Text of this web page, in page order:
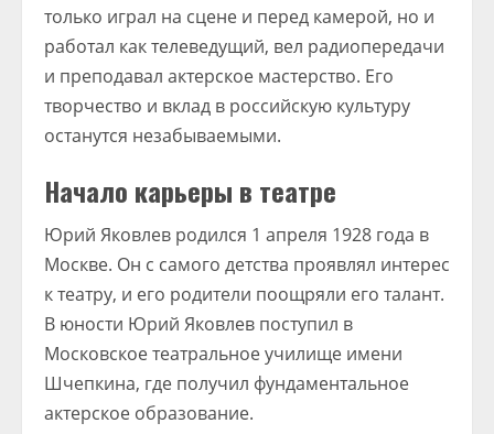
только играл на сцене и перед камерой, но и
работал как телеведущий, вел радиопередачи
и преподавал актерское мастерство. Его
творчество и вклад в российскую культуру
останутся незабываемыми.
Начало карьеры в театре
Юрий Яковлев родился 1 апреля 1928 года в
Москве. Он с самого детства проявлял интерес
к театру, и его родители поощряли его талант.
В юности Юрий Яковлев поступил в
Московское театральное училище имени
Шчепкина, где получил фундаментальное
актерское образование.